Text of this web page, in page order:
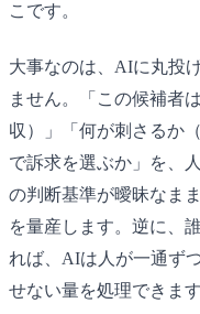
こです。
大事なのは、AIに丸投
ません。「この候補者
収）」「何が刺さるか
で訴求を選ぶか」を、
の判断基準が曖昧なま
を量産します。逆に、
れば、AIは人が一通ず
せない量を処理できます